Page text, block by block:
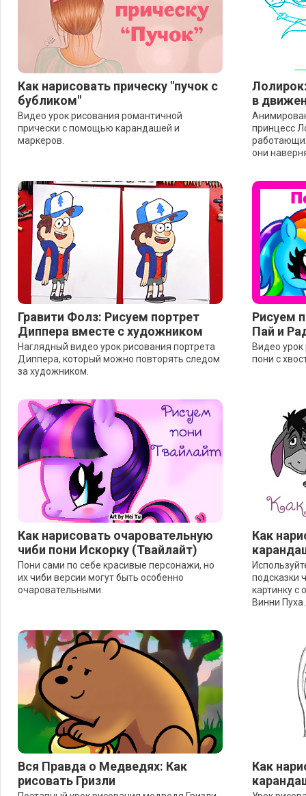
Как нарисовать прическу "пучок с
бубликом"
Видео урок рисования романтичной
прически с помощью карандашей и
маркеров.
в
принцесс
они
Гравити Фолз: Рисуем портрет
Диппера вместе с художником
Наглядный видео урок рисования портрета
Диппера, который можно повторять следом
за художником.
Рисуем
Пай и
Видео
пони с
Как нарисовать очаровательную
чиби пони Искорку (Твайлайт)
Пони сами по себе красивые персонажи, но
их чиби версии могут быть особенно
очаровательными.
Как
подсказки
картинку с
Винни Пуха.
Вся Правда о Медведях: Как
рисовать Гризли
Как